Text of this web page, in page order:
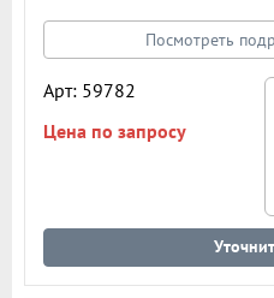
Посмотреть
Арт: 59782
Цена по запросу